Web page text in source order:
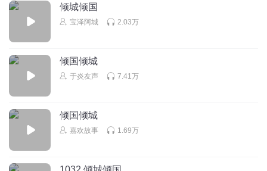
倾城倾国
宝泽阿城 2.03万
倾国倾城
于炎友声 7.41万
倾国倾城
嘉欢故事 1.69万